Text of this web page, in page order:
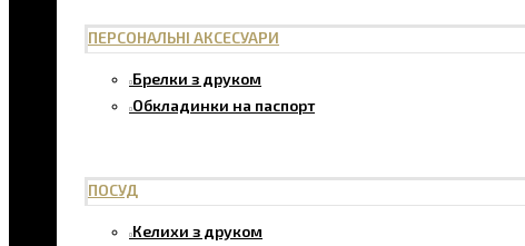
ПЕРСОНАЛЬНІ АКСЕСУАРИ
Брелки з друком
Обкладинки на паспорт
ПОСУД
Келихи з друком